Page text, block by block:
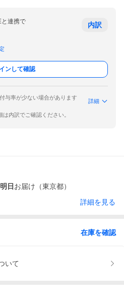
連携で 内訳
ンして確認
与率が少ない場合があります
詳細
内訳でご確認ください。
明日 お届け（東京都）
詳細を見る
在庫を確認
いて